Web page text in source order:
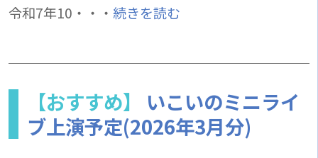
令和7年10・・・ 続きを読む
【おすすめ】
いこいのミニライ
ブ上演予定(2026年3月分)